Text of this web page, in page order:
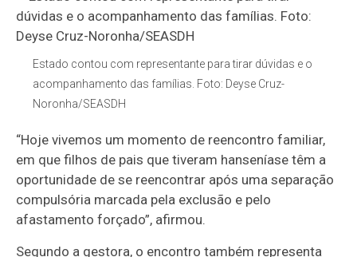
Estado contou com representante para tirar dúvidas e o
acompanhamento das famílias. Foto: Deyse Cruz-
Noronha/SEASDH
“Hoje vivemos um momento de reencontro familiar,
em que filhos de pais que tiveram hanseníase têm a
oportunidade de se reencontrar após uma separação
compulsória marcada pela exclusão e pelo
afastamento forçado”, afirmou.
Segundo a gestora, o encontro também representa